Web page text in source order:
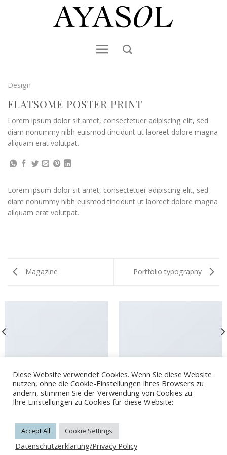
Design
FLATSOME POSTER PRINT
Lorem ipsum dolor sit amet, consectetuer adipiscing elit, sed
diam nonummy nibh euismod tincidunt ut laoreet dolore magna
aliquam erat volutpat.
Lorem ipsum dolor sit amet, consectetuer adipiscing elit, sed
diam nonummy nibh euismod tincidunt ut laoreet dolore magna
aliquam erat volutpat.
Magazine Portfolio typography
ANOTHER PRINT PACKAGE FL3 PRINT PACKAGE
KONTAKT IMPRESSUM DATENSCHUTZERKLÄRUNG
WIDERRUFSRECHT
© 2026 Copyright
Diese Website verwendet Cookies. Wenn Sie diese Website
nutzen, ohne die Cookie-Einstellungen Ihres Browsers zu
ändern, stimmen Sie der Verwendung von Cookies zu.
Ihre Einstellungen zu Cookies für diese Website:
Accept All Cookie Settings
Datenschutzerklärung/Privacy Policy